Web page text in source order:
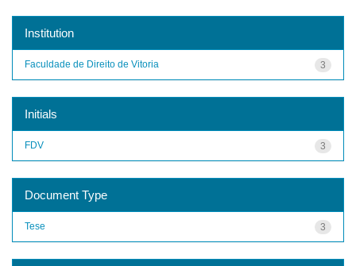
Institution
3
Faculdade de Direito de Vitoria
Initials
3
FDV
Document Type
3
Tese